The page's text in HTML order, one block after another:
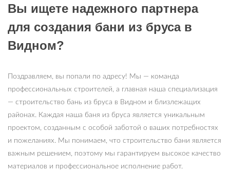
Вы ищете надежного партнера
для создания бани из бруса в
Видном?
Поздравляем, вы попали по адресу! Мы — команда
профессиональных строителей, а главная наша специализация
— строительство бань из бруса в Видном и близлежащих
районах. Каждая наша баня из бруса является уникальным
проектом, созданным с особой заботой о ваших потребностях
и пожеланиях. Мы понимаем, что строительство бани является
важным решением, поэтому мы гарантируем высокое качество
материалов и профессиональное исполнение работ.